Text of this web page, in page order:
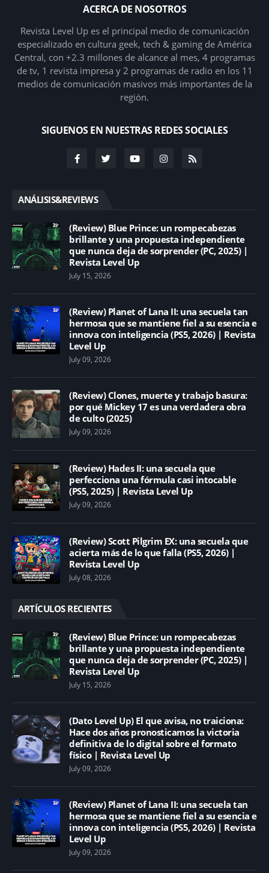
ACERCA DE NOSOTROS
Revista Level Up es el principal medio de comunicación
especializado en cultura geek, tech & gaming de América
Central, con +2.3 millones de alcance al mes, 4 programas
de tv, 1 revista impresa y 2 programas de radio en los 11
medios de comunicación masivos más importantes de la
región.
SIGUENOS EN NUESTRAS REDES SOCIALES
ANÁLISIS&REVIEWS
(Review) Blue Prince: un rompecabezas
brillante y una propuesta independiente
que nunca deja de sorprender (PC, 2025) |
Revista Level Up
July 15, 2026
(Review) Planet of Lana II: una secuela tan
hermosa que se mantiene fiel a su esencia e
innova con inteligencia (PS5, 2026) | Revista
Level Up
July 09, 2026
(Review) Clones, muerte y trabajo basura:
por qué Mickey 17 es una verdadera obra
de culto (2025)
July 09, 2026
(Review) Hades II: una secuela que
perfecciona una fórmula casi intocable
(PS5, 2025) | Revista Level Up
July 09, 2026
(Review) Scott Pilgrim EX: una secuela que
acierta más de lo que falla (PS5, 2026) |
Revista Level Up
July 08, 2026
ARTÍCULOS RECIENTES
(Review) Blue Prince: un rompecabezas
brillante y una propuesta independiente
que nunca deja de sorprender (PC, 2025) |
Revista Level Up
July 15, 2026
(Dato Level Up) El que avisa, no traiciona:
Hace dos años pronosticamos la victoria
definitiva de lo digital sobre el formato
físico | Revista Level Up
July 09, 2026
(Review) Planet of Lana II: una secuela tan
hermosa que se mantiene fiel a su esencia e
innova con inteligencia (PS5, 2026) | Revista
Level Up
July 09, 2026